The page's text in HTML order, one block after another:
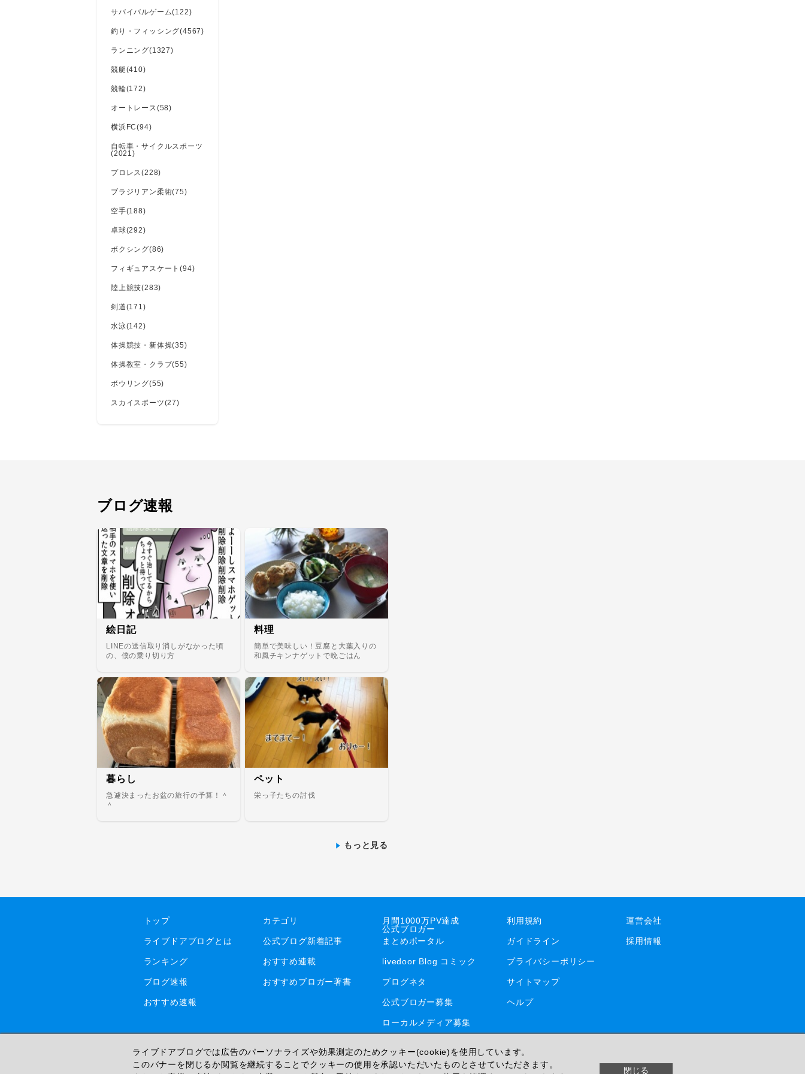
サバイバルゲーム(122)
釣り・フィッシング(4567)
ランニング(1327)
競艇(410)
競輪(172)
オートレース(58)
横浜FC(94)
自転車・サイクルスポーツ
(2021)
プロレス(228)
ブラジリアン柔術(75)
空手(188)
卓球(292)
ボクシング(86)
フィギュアスケート(94)
陸上競技(283)
剣道(171)
水泳(142)
体操競技・新体操(35)
体操教室・クラブ(55)
ボウリング(55)
スカイスポーツ(27)
ブログ速報
絵日記
LINEの送信取り消しがなかった頃
の、僕の乗り切り方
料理
簡単で美味しい！豆腐と大葉入りの
和風チキンナゲットで晩ごはん
暮らし
急遽決まったお盆の旅行の予算！＾
＾
ペット
栄っ子たちの討伐
もっと見る
トップ
ライブドアブログとは
ランキング
ブログ速報
おすすめ速報
カテゴリ
公式ブログ新着記事
おすすめ連載
おすすめブロガー著書
月間1000万PV達成
公式ブロガー
まとめポータル
livedoor Blog コミック
ブログネタ
公式ブロガー募集
ローカルメディア募集
利用規約
ガイドライン
プライバシーポリシー
サイトマップ
ヘルプ
運営会社
採用情報
ライブドアブログでは広告のパーソナライズや効果測定のためクッキー(cookie)を使用しています。
このバナーを閉じるか閲覧を継続することでクッキーの使用を承認いただいたものとさせていただきます。
閉じる